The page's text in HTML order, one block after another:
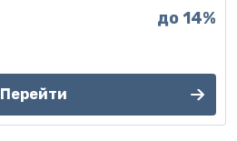
до 14%
Перейти